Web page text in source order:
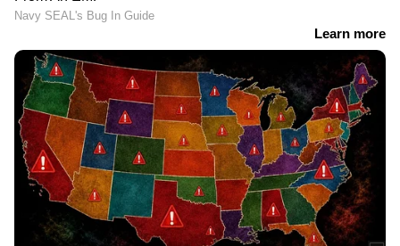
ബസുവിന്‍റെ മെട്രോ ഇന്‍ ഡിനൊ, ഐജെ
ഇന്‍സ്പെക്ടര്‍ ജംഷീദ് എന്നീ ചിത്രങ്ങളിലും പ്ലഗ്
എന്ന ടിവി സിരീസിലും അഭിനയിച്ചിട്ടുണ്ട്
ഫര്‍സാന പാലത്തിങ്കല്‍. ചില ശ്രദ്ധേയ മ്യൂസിക്
വീഡിയോകളിലൂടെയും പ്രേക്ഷകരിലേക്ക്
എത്തിയിട്ടുണ്ട്. എന്നാല്‍ ബാലനിലേത് അവര്‍ക്ക്
ഇതുവരെ ലഭിക്കാത്ത തരത്തിലുള്ള കരിയര്‍
ബ്രേക്ക് സിനിമാ അഭിനയ രംഗത്ത്
നേടിക്കൊടുക്കാന്‍ ഉതകുന്ന
ഒന്നായിരിക്കുമെന്നാണ് ട്രെയ്‍ലര്‍ നല്‍കുന്ന